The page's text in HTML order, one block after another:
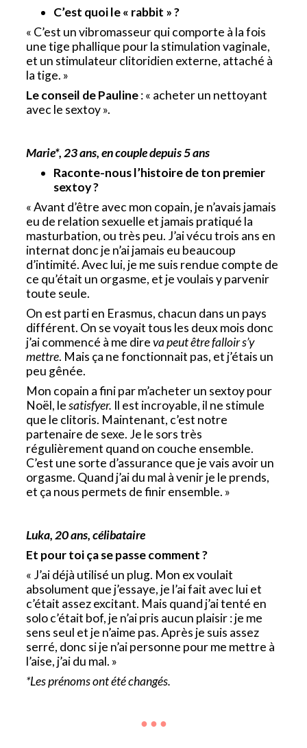
C’est quoi le « rabbit » ?
« C’est un vibromasseur qui comporte à la fois
une tige phallique pour la stimulation vaginale,
et un stimulateur clitoridien externe, attaché à
la tige. »
Le conseil de Pauline: « acheter un nettoyant
avec le sextoy ».
Marie*, 23 ans, en couple depuis 5 ans
Raconte-nous l’histoire de ton premier
sextoy ?
« Avant d’être avec mon copain, je n’avais jamais
eu de relation sexuelle et jamais pratiqué la
masturbation, ou très peu. J’ai vécu trois ans en
internat donc je n’ai jamais eu beaucoup
d’intimité. Avec lui, je me suis rendue compte de
ce qu’était un orgasme, et je voulais y parvenir
toute seule.
On est parti en Erasmus, chacun dans un pays
différent. On se voyait tous les deux mois donc
j’ai commencé à me direva peut être falloir s’y
mettre. Mais ça ne fonctionnait pas, et j’étais un
peu gênée.
Mon copain a fini par m’acheter un sextoy pour
Noël, lesatisfyer. Il est incroyable, il ne stimule
que le clitoris. Maintenant, c’est notre
partenaire de sexe. Je le sors très
régulièrement quand on couche ensemble.
C’est une sorte d’assurance que je vais avoir un
orgasme. Quand j’ai du mal à venir je le prends,
et ça nous permets de finir ensemble. »
Luka, 20 ans, célibataire
Et pour toi ça se passe comment ?
« J’ai déjà utilisé un plug. Mon ex voulait
absolument que j’essaye, je l’ai fait avec lui et
c’était assez excitant. Mais quand j’ai tenté en
solo c’était bof, je n’ai pris aucun plaisir : je me
sens seul et je n’aime pas. Après je suis assez
serré, donc si je n’ai personne pour me mettre à
l’aise, j’ai du mal. »
*Les prénoms ont été changés.
● ● ●